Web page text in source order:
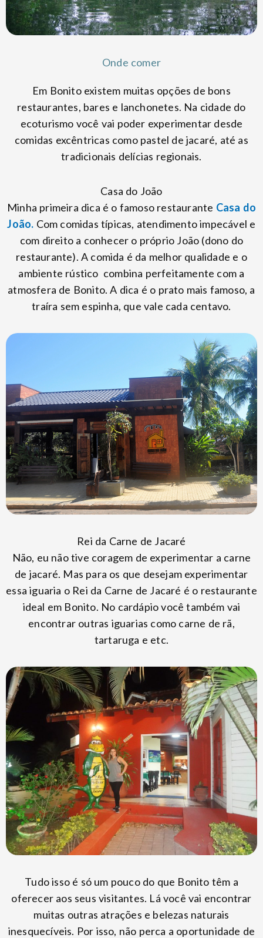
Onde comer
Em Bonito existem muitas opções de bons
restaurantes, bares e lanchonetes. Na cidade do
ecoturismo você vai poder experimentar desde
comidas excêntricas como pastel de jacaré, até as
tradicionais delícias regionais.
Casa do João
Minha primeira dica é o famoso restaurante Casa do
João. Com comidas típicas, atendimento impecável e
com direito a conhecer o próprio João (dono do
restaurante). A comida é da melhor qualidade e o
ambiente rústico combina perfeitamente com a
atmosfera de Bonito. A dica é o prato mais famoso, a
traíra sem espinha, que vale cada centavo.
Rei da Carne de Jacaré
Não, eu não tive coragem de experimentar a carne
de jacaré. Mas para os que desejam experimentar
essa iguaria o Rei da Carne de Jacaré é o restaurante
ideal em Bonito. No cardápio você também vai
encontrar outras iguarias como carne de rã,
tartaruga e etc.
Tudo isso é só um pouco do que Bonito têm a
oferecer aos seus visitantes. Lá você vai encontrar
muitas outras atrações e belezas naturais
inesquecíveis. Por isso, não perca a oportunidade de